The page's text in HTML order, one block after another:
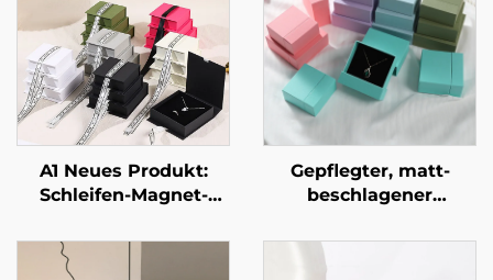
A1 Neues Produkt:
Schleifen-Magnet-
luxuriöse Verpackung
für Schmuck, Ringe,
Gepflegter, matt-
beschlagener
Schubladentresor aus
geometrischem